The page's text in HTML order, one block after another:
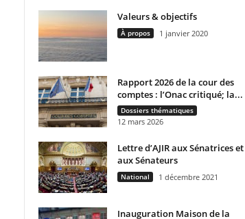
Valeurs & objectifs
À propos 1 janvier 2020
Rapport 2026 de la cour des
comptes : l’Onac critiqué; la...
Dossiers thématiques
12 mars 2026
Lettre d’AJIR aux Sénatrices et
aux Sénateurs
National 1 décembre 2021
Inauguration Maison de la